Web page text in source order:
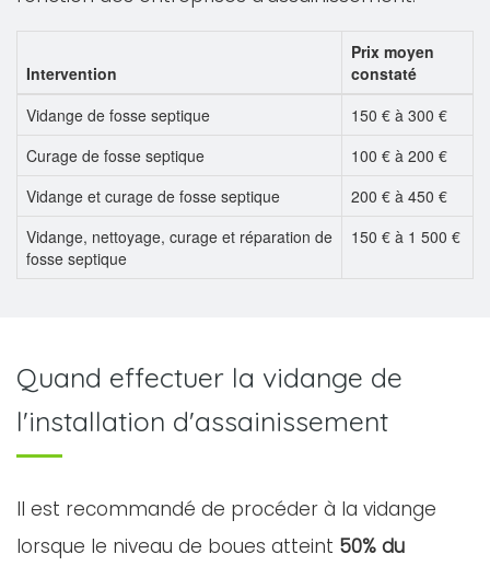
Intervention
Prix moyen
constaté
Vidange de fosse septique
150 € à 300 €
Curage de fosse septique
100 € à 200 €
Vidange et curage de fosse septique
200 € à 450 €
Vidange, nettoyage, curage et réparation de
fosse septique
150 € à 1 500 €
Quand effectuer la vidange de
l'installation d'assainissement
Il est recommandé de procéder à la vidange
lorsque le niveau de boues atteint 50% du